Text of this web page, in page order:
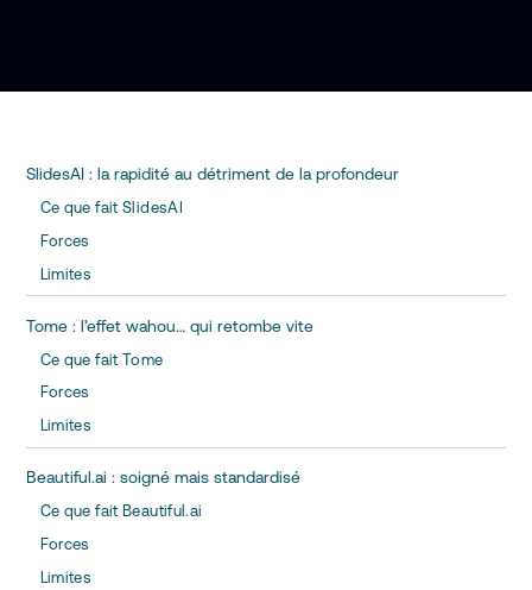
SlidesAI : la rapidité au détriment de la profondeur
Ce que fait SlidesAI
Forces
Limites
Tome : l’effet wahou… qui retombe vite
Ce que fait Tome
Forces
Limites
Beautiful.ai : soigné mais standardisé
Ce que fait Beautiful.ai
Forces
Limites